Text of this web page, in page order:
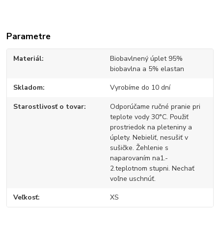
Parametre
Materiál
Biobavlnený úplet 95%
biobavlna a 5% elastan
Skladom Vyrobíme do 10 dní
Starostlivosť o tovar
Odporúčame ručné pranie pri
teplote vody 30°C. Použiť
prostriedok na pleteniny a
úplety. Nebieliť, nesušiť v
sušičke. Žehlenie s
naparovaním na1.-
2.teplotnom stupni. Nechať
voľne uschnúť.
Veľkosť XS